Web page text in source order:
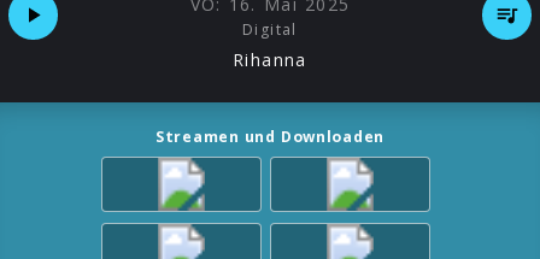
VÖ: 16. Mai 2025
Digital
Rihanna
Streamen und Downloaden